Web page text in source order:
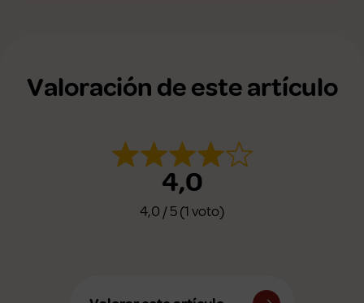
Valoración de este artículo
4,0
4,0 / 5 (1 voto)